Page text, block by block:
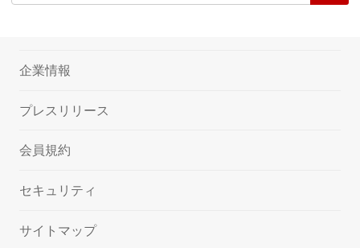
企業情報
プレスリリース
会員規約
セキュリティ
サイトマップ